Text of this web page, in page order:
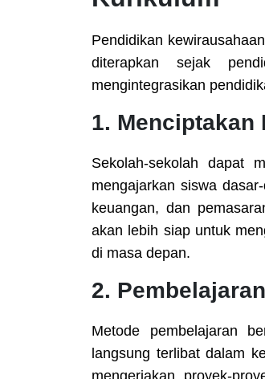
Pendidikan
diterapkan sejak
mengintegrasikan
1. Menciptakan
Sekolah-sekolah dapat
mengajarkan siswa
keuangan, dan
akan lebih siap untuk
di masa depan.
2.
Metode pembelajaran
langsung terlibat dalam
mengerjakan proyek-